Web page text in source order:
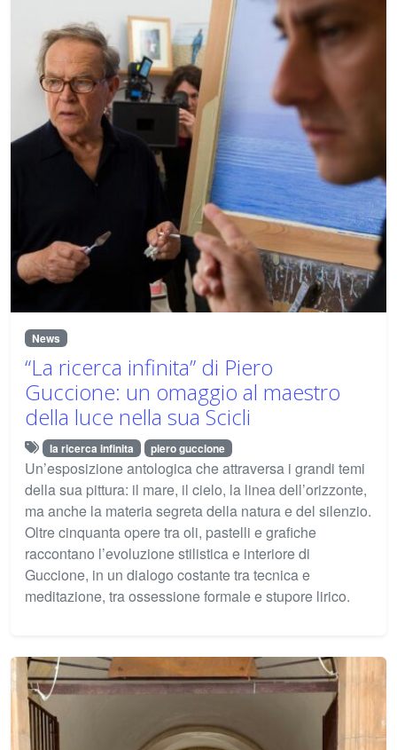
News
“La ricerca infinita” di Piero
Guccione: un omaggio al maestro
della luce nella sua Scicli
la ricerca infinita piero guccione
Un’esposizione antologica che attraversa i grandi temi
della sua pittura: il mare, il cielo, la linea dell’orizzonte,
ma anche la materia segreta della natura e del silenzio.
Oltre cinquanta opere tra oli, pastelli e grafiche
raccontano l’evoluzione stilistica e interiore di
Guccione, in un dialogo costante tra tecnica e
meditazione, tra ossessione formale e stupore lirico.